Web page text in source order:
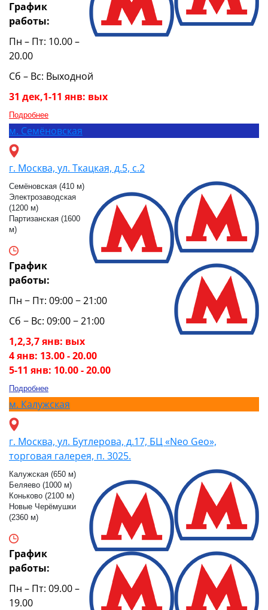
График
работы:
Пн – Пт: 10.00 –
20.00
Сб – Вс: Выходной
31 дек,1-11 янв: вых
Подробнее
м. Семёновская
г. Москва, ул. Ткацкая, д.5, с.2
Семёновская (410 м)
Электрозаводская
(1200 м)
Партизанская (1600
м)
График
работы:
Пн − Пт: 09:00 − 21:00
Сб − Вс: 09:00 − 21:00
1,2,3,7 янв: вых
4 янв: 13.00 - 20.00
5-11 янв: 10.00 - 20.00
Подробнее
м. Калужская
г. Москва, ул. Бутлерова, д.17, БЦ «Neo Geo»,
торговая галерея, п. 3025.
Калужская (650 м)
Беляево (1000 м)
Коньково (2100 м)
Новые Черёмушки
(2360 м)
График
работы:
Пн – Пт: 09.00 –
19.00